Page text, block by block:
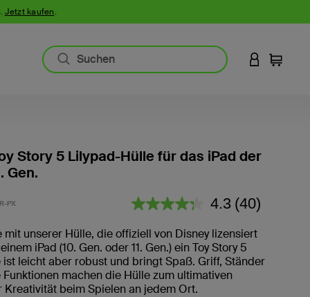
Jetzt kaufen.
AN IHREM
Story 5 Lilypad-Hülle für das iPad der
Gen.
PX 5 von 5 Kundenrezension
4.3 40
lesen.
Link
auf
derselben
(40)
mit unserer Hülle, die offiziell von Disney lizensiert
iPad (10. Gen. oder 11. Gen.) ein Toy Story 5
ist leicht aber robust und bringt Spaß. Griff, Ständer
machen die Hülle zum ultimativen
Kreativität beim Spielen an jedem Ort.